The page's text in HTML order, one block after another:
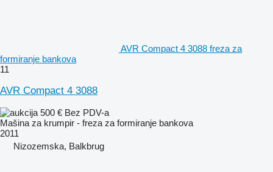
AVR Compact 4 3088 freza za
formiranje bankova
11
AVR Compact 4 3088
500 € Bez PDV-a
Mašina za krumpir - freza za formiranje bankova
2011
Nizozemska, Balkbrug